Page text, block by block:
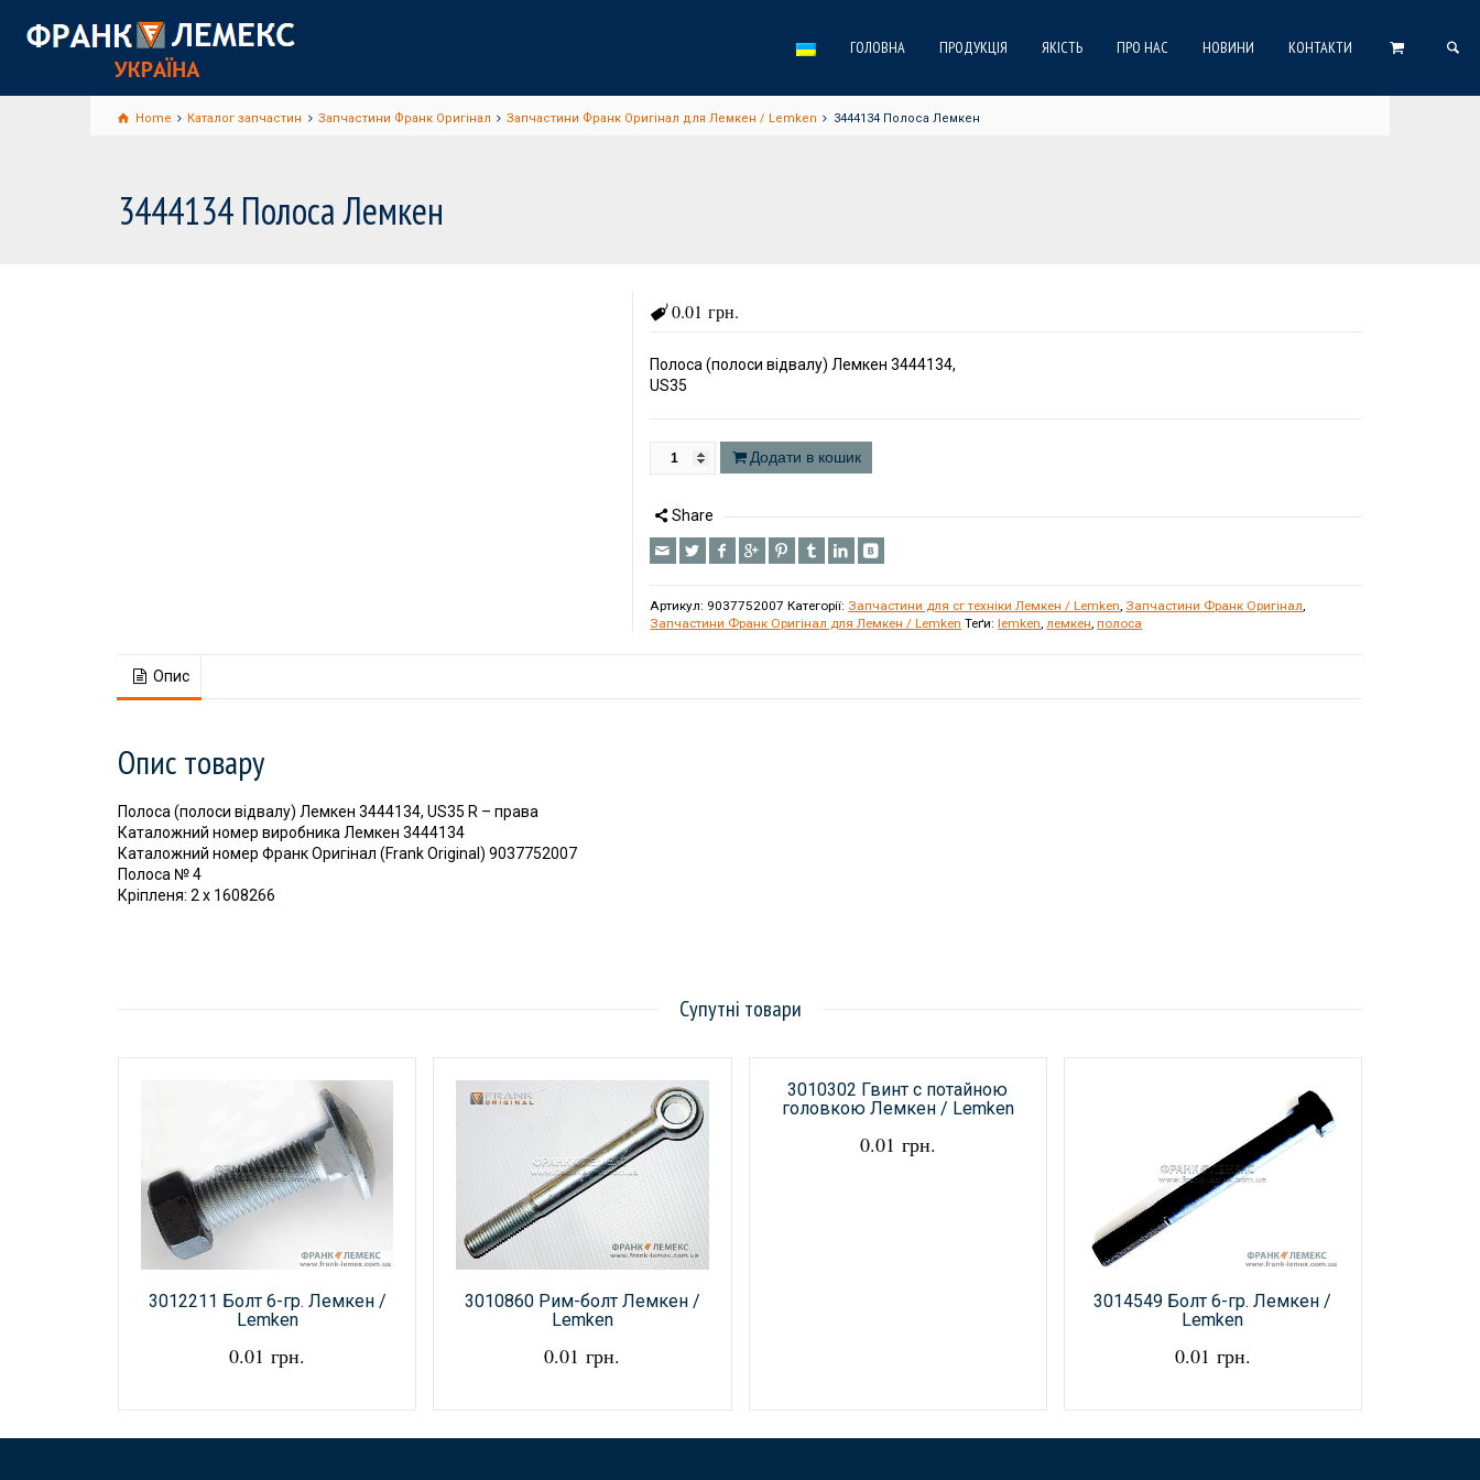
ГОЛОВНА ПРОДУКЦІЯ ЯКІСТЬ ПРО НАС НОВИНИ КОНТАКТИ
Home Каталог запчастин Запчастини Франк Оригінал Запчастини Франк Оригінал для Лемкен / Lemken 3444134 Полоса Лемкен
3444134 Полоса Лемкен
0.01 грн.
Полоса (полоси відвалу) Лемкен 3444134,
US35
Додати в кошик
Share
Артикул: 9037752007 Категорії: Запчастини для сг техніки Лемкен / Lemken, Запчастини Франк Оригінал,
Запчастини Франк Оригінал для Лемкен / Lemken Теґи:lemken,лемкен,полоса
Опис
Опис товару
Полоса (полоси відвалу) Лемкен 3444134, US35 R – права
Каталожний номер виробника Лемкен 3444134
Каталожний номер Франк Оригінал (Frank Original) 9037752007
Полоса № 4
Кріпленя: 2 x 1608266
Супутні товари
3012211 Болт 6-гр. Лемкен /
Lemken
0.01 грн.
3010860 Рим-болт Лемкен /
Lemken
0.01 грн.
3010302 Гвинт с потайною
головкою Лемкен / Lemken
0.01 грн.
3014549 Болт 6-гр. Лемкен /
Lemken
0.01 грн.